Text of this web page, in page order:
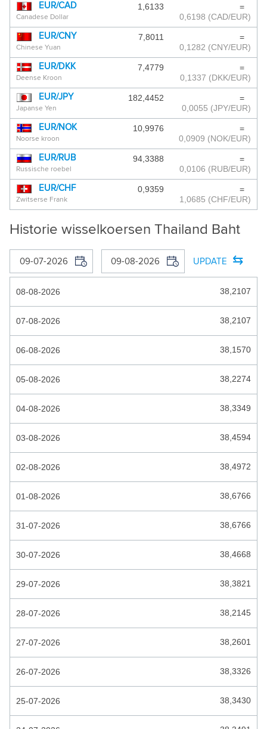
ARUBAANSE FLORIN
AZERBEIDZJAANSE MANAT
BAHAMAANSE DOLLAR
BANGLADESE TAKA
BARBADOS DOLLAR
BERMUDA DOLLAR
BHUTAANSE NGULTRUM
BOLIVIAANSE BOLIVIANO
BRAZILIAANSE REAAL
BULGAARSE LEV
CAYMANEILANDEN DOLLAR
COSTA RICAANSE COLON
CUBAANSE PESO CONVERTIBLE
DOMINICAANSE PESO
ESTONISCHE KROON
EUR/CAD
Canadese Dollar
1,6133
=
0,6198 (CAD/EUR)
EUR/CNY
Chinese Yuan
7,8011
=
0,1282 (CNY/EUR)
EUR/DKK
Deense Kroon
7,4779
=
0,1337 (DKK/EUR)
EUR/JPY
Japanse Yen
182,4452
=
0,0055 (JPY/EUR)
EUR/NOK
Noorse kroon
10,9976
=
0,0909 (NOK/EUR)
EUR/RUB
Russische roebel
94,3388
=
0,0106 (RUB/EUR)
EUR/CHF
Zwitserse Frank
0,9359
=
1,0685 (CHF/EUR)
Historie wisselkoersen Thailand Baht
UPDATE ⇆
08-08-2026 38,2107
07-08-2026 38,2107
06-08-2026 38,1570
05-08-2026 38,2274
04-08-2026 38,3349
03-08-2026 38,4594
02-08-2026 38,4972
01-08-2026 38,6766
31-07-2026 38,6766
30-07-2026 38,4668
29-07-2026 38,3821
28-07-2026 38,2145
27-07-2026 38,2601
26-07-2026 38,3326
25-07-2026 38,3430